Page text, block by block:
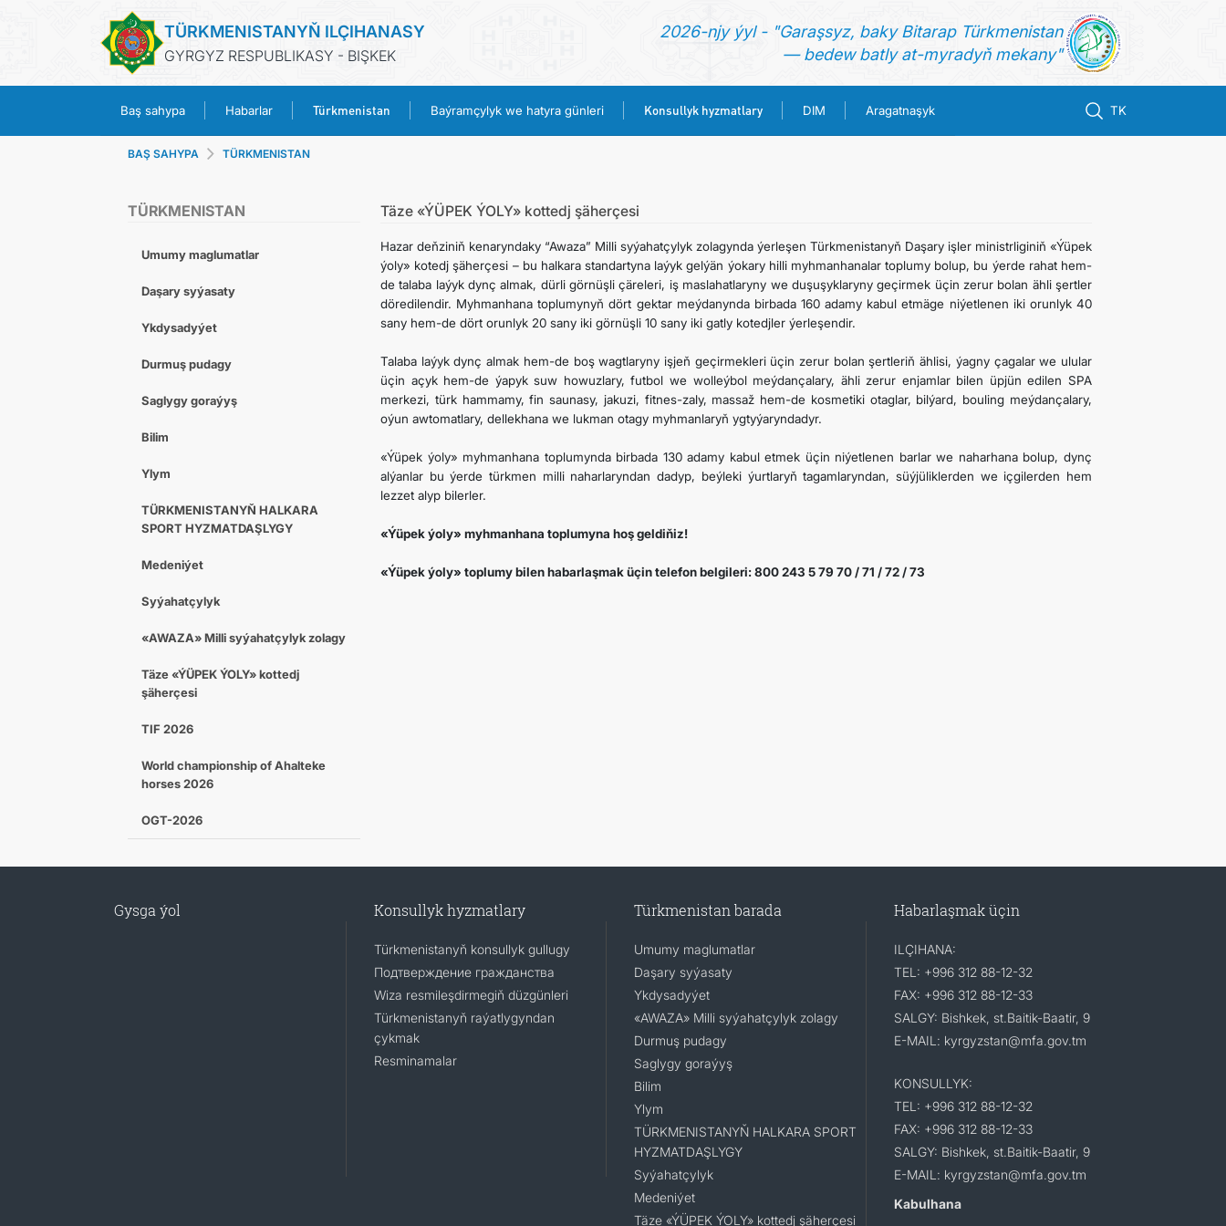
TÜRKMENISTANYŇ ILÇIHANASY
GYRGYZ RESPUBLIKASY - BIŞKEK
2026-njy ýyl - "Garaşsyz, baky Bitarap Türkmenistan
— bedew batly at-myradyň mekany"
Baş sahypa Habarlar Türkmenistan Baýramçylyk we hatyra günleri Konsullyk hyzmatlary DIM Aragatnaşyk TK
HABARLAR
TÜRKMENISTAN
BAÝRAMÇYLYK WE HATYRA GÜNLERI
KONSULLYK HYZMATLARY
DIM
ARAGATNAŞYK
BAŞ SAHYPA TÜRKMENISTAN
TÜRKMENISTAN
Umumy maglumatlar
Daşary syýasaty
Ykdysadyýet
Durmuş pudagy
Saglygy goraýyş
Bilim
Ylym
TÜRKMENISTANYŇ HALKARA
SPORT HYZMATDAŞLYGY
Medeniýet
Syýahatçylyk
«AWAZA» Milli syýahatçylyk zolagy
Täze «ÝÜPEK ÝOLY» kottedj
şäherçesi
TIF 2026
World championship of Ahalteke
horses 2026
OGT-2026
Täze «ÝÜPEK ÝOLY» kottedj şäherçesi
Hazar deňziniň kenaryndaky “Awaza” Milli syýahatçylyk zolagynda ýerleşen Türkmenistanyň Daşary işler ministrliginiň «Ýüpek
ýoly» kotedj şäherçesi – bu halkara standartyna laýyk gelýän ýokary hilli myhmanhanalar toplumy bolup, bu ýerde rahat hem-
de talaba laýyk dynç almak, dürli görnüşli çäreleri, iş maslahatlaryny we duşuşyklaryny geçirmek üçin zerur bolan ähli şertler
döredilendir. Myhmanhana toplumynyň dört gektar meýdanynda birbada 160 adamy kabul etmäge niýetlenen iki orunlyk 40
sany hem-de dört orunlyk 20 sany iki görnüşli 10 sany iki gatly kotedjler ýerleşendir.
Talaba laýyk dynç almak hem-de boş wagtlaryny işjeň geçirmekleri üçin zerur bolan şertleriň ählisi, ýagny çagalar we ulular
üçin açyk hem-de ýapyk suw howuzlary, futbol we wolleýbol meýdançalary, ähli zerur enjamlar bilen üpjün edilen SPA
merkezi, türk hammamy, fin saunasy, jakuzi, fitnes-zaly, massaž hem-de kosmetiki otaglar, bilýard, bouling meýdançalary,
oýun awtomatlary, dellekhana we lukman otagy myhmanlaryň ygtyýaryndadyr.
«Ýüpek ýoly» myhmanhana toplumynda birbada 130 adamy kabul etmek üçin niýetlenen barlar we naharhana bolup, dynç
alýanlar bu ýerde türkmen milli naharlaryndan dadyp, beýleki ýurtlaryň tagamlaryndan, süýjüliklerden we içgilerden hem
lezzet alyp bilerler.
«Ýüpek ýoly» myhmanhana toplumyna hoş geldiňiz!
«Ýüpek ýoly» toplumy bilen habarlaşmak üçin telefon belgileri: 800 243 5 79 70 / 71 / 72 / 73
Gysga ýol Konsullyk hyzmatlary
Türkmenistanyň konsullyk gullugy
Подтверждение гражданства
Wiza resmileşdirmegiň düzgünleri
Türkmenistanyň raýatlygyndan
çykmak
Resminamalar
Türkmenistan barada
Umumy maglumatlar
Daşary syýasaty
Ykdysadyýet
«AWAZA» Milli syýahatçylyk zolagy
Durmuş pudagy
Saglygy goraýyş
Bilim
Ylym
TÜRKMENISTANYŇ HALKARA SPORT
HYZMATDAŞLYGY
Syýahatçylyk
Medeniýet
Täze «ÝÜPEK ÝOLY» kottedj şäherçesi
Habarlaşmak üçin
ILÇIHANA:
TEL: +996 312 88-12-32
FAX: +996 312 88-12-33
SALGY: Bishkek, st.Baitik-Baatir, 9
E-MAIL: kyrgyzstan@mfa.gov.tm
KONSULLYK:
TEL: +996 312 88-12-32
FAX: +996 312 88-12-33
SALGY: Bishkek, st.Baitik-Baatir, 9
E-MAIL: kyrgyzstan@mfa.gov.tm
Kabulhana